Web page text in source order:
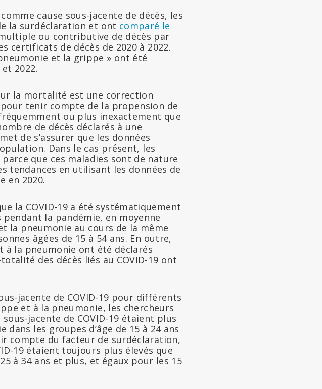
cause sous-jacente de décès, les
la surdéclaration et ont comparé le
ou contributive de décès par
certificats de décès de 2020 à 2022.
et la grippe » ont été
2022.
la mortalité est une correction
pour tenir compte de la propension de
ou plus inexactement que
de décès déclarés à une
de s’assurer que les données
Dans le cas présent, les
que ces maladies sont de nature
tendances en utilisant les données de
en 2020.
la COVID-19 a été systématiquement
la pandémie, en moyenne
la pneumonie au cours de la même
âgées de 15 à 54 ans. En outre,
à la pneumonie ont été déclarés
des décès liés au COVID-19 ont
jacente de COVID-19 pour différents
et à la pneumonie, les chercheurs
jacente de COVID-19 étaient plus
les groupes d’âge de 15 à 24 ans
compte du facteur de surdéclaration,
19 étaient toujours plus élevés que
à 34 ans et plus, et égaux pour les 15